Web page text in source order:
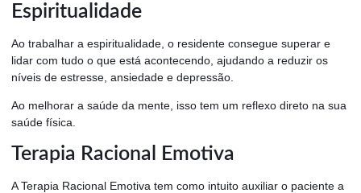
Espiritualidade
Ao trabalhar a espiritualidade, o residente consegue superar e
lidar com tudo o que está acontecendo, ajudando a reduzir os
níveis de estresse, ansiedade e depressão.
Ao melhorar a saúde da mente, isso tem um reflexo direto na sua
saúde física.
Terapia Racional Emotiva
A Terapia Racional Emotiva tem como intuito auxiliar o paciente a